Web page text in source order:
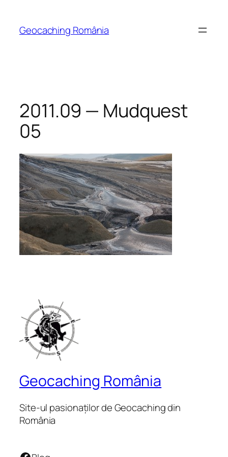
content
Geocaching România
2011.09 — Mudquest
05
Geocaching România
Site-ul pasionaților de Geocaching din
România